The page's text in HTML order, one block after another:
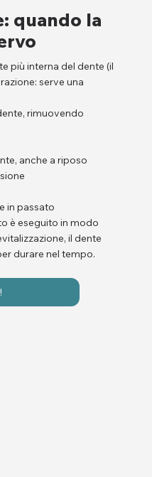
quando la
più interna del dente (il
serve una
rimuovendo
anche a riposo
in passato
è eseguito in modo
il dente
durare nel tempo.